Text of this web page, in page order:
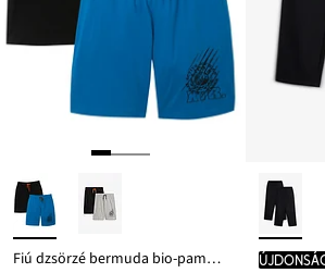
Fiú dzsörzé bermuda bio-pamuttal (2 db-os csomag)